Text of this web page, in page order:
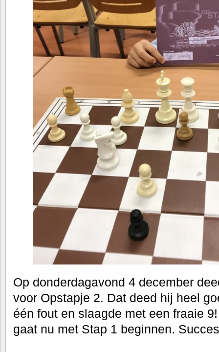
Op donderdagavond 4 december
voor Opstapje 2. Dat deed hij heel
één fout en slaagde met een fraaie
gaat nu met Stap 1 beginnen.